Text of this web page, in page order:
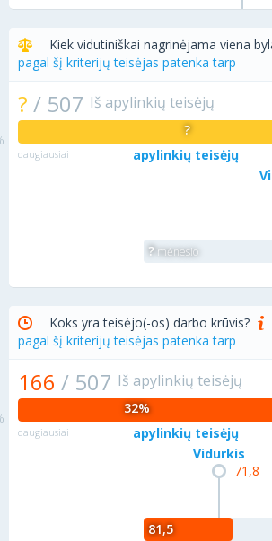
Kiek vidutiniškai nagrinėjama viena
pagal šį kriterijų teisėjas patenka tarp
? / 507 Iš apylinkių teisėjų
?
daugiausiai apylinkių teisėjų
? mėnesio
Koks yra teisėjo(-os) darbo krūvis?
pagal šį kriterijų teisėjas patenka tarp
166 / 507 Iš apylinkių teisėjų
32%
daugiausiai apylinkių teisėjų
71,8
Vidurkis
81,5